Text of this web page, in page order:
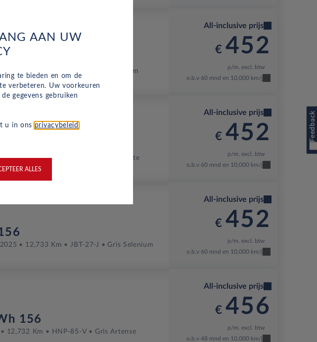
Gris Selenium
All-inclusive prijs
€ 452
p/m. excl. btw
o.b.v 60 mnd en 10,000 km/j
14,803 Km HXX-03-S Blanc Okenite
All-inclusive prijs
€ 452
p/m. excl. btw
o.b.v 60 mnd en 10,000 km/j
12,733 Km JBT-27-J Gris Selenium
All-inclusive prijs
€ 452
p/m. excl. btw
o.b.v 60 mnd en 10,000 km/j
156
12,732 Km HNP-85-V Gris Artense
All-inclusive prijs
€ 456
p/m. excl. btw
o.b.v 48 mnd en 10,000 km/j
Feedback
AAN UW
te bieden en om de
verbeteren. Uw voorkeuren
gegevens gebruiken
u in ons privacybeleid.
ALLES